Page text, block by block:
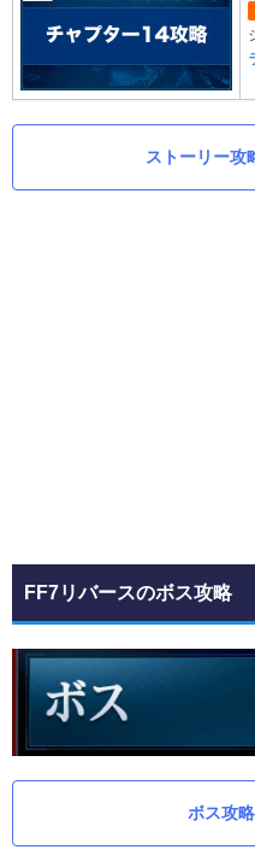
ストーリー攻
FF7リバースのボス攻略
ボス攻